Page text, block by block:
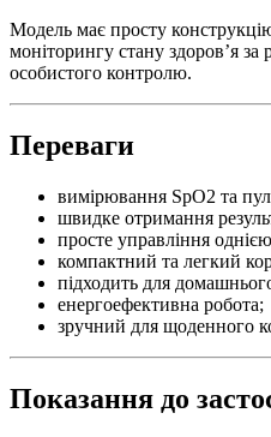
Модель має просту
моніторингу стану здоров’я за
особистого контролю.
Переваги
вимірювання SpO2 та
швидке отримання
просте управління
компактний та легкий
підходить для
енергоефективна робота;
зручний для щоденного
Показання до